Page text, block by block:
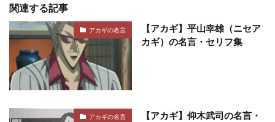
関連する記事
アカギの名言
【アカギ】平山幸雄（ニセア
カギ）の名言・セリフ集
アカギの名言
【アカギ】仰木武司の名言・